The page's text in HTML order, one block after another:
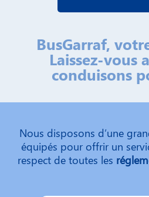
BusGarraf,
Laissez-vous
conduisons
Nous disposons d’une
équipés pour offrir un
respect de toutes les